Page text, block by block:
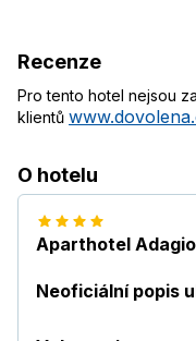
Recenze
Pro tento hotel nejsou
klientů
O hotelu
Aparthotel
Neoficiální popis